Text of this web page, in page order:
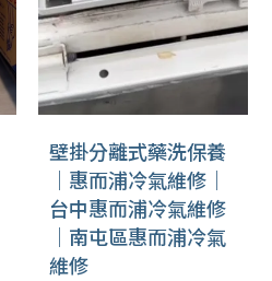
壁掛分離式藥洗保養
｜惠而浦冷氣維修｜
台中惠而浦冷氣維修
｜南屯區惠而浦冷氣
維修